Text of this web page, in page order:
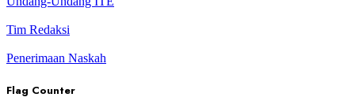
Tim Redaksi
Penerimaan Naskah
Flag Counter